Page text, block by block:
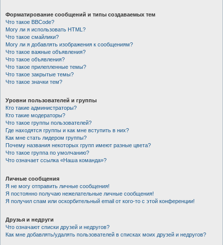
Форматирование сообщений и типы создаваемых тем
Что такое BBCode?
Могу ли я использовать HTML?
Что такое смайлики?
Могу ли я добавлять изображения к сообщениям?
Что такое важные объявления?
Что такое объявления?
Что такое прилепленные темы?
Что такое закрытые темы?
Что такое значки тем?
Уровни пользователей и группы
Кто такие администраторы?
Кто такие модераторы?
Что такое группы пользователей?
Где находятся группы и как мне вступить в них?
Как мне стать лидером группы?
Почему названия некоторых групп имеют разные цвета?
Что такое группа по умолчанию?
Что означает ссылка «Наша команда»?
Личные сообщения
Я не могу отправить личные сообщения!
Я постоянно получаю нежелательные личные сообщения!
Я получил спам или оскорбительный email от кого-то с этой конференции!
Друзья и недруги
Что означают списки друзей и недругов?
Как мне добавлять/удалять пользователей в списках моих друзей и недругов?